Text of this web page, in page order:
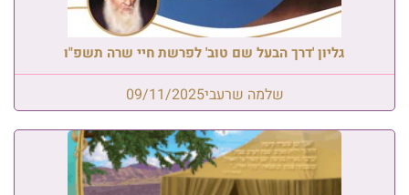
גליון 'דרך הבעל שם טוב' לפרשת חיי שרה תשפ"ו
שלמה שרעבי09/11/2025